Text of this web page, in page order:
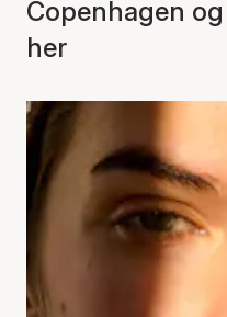
Copenhagen
her